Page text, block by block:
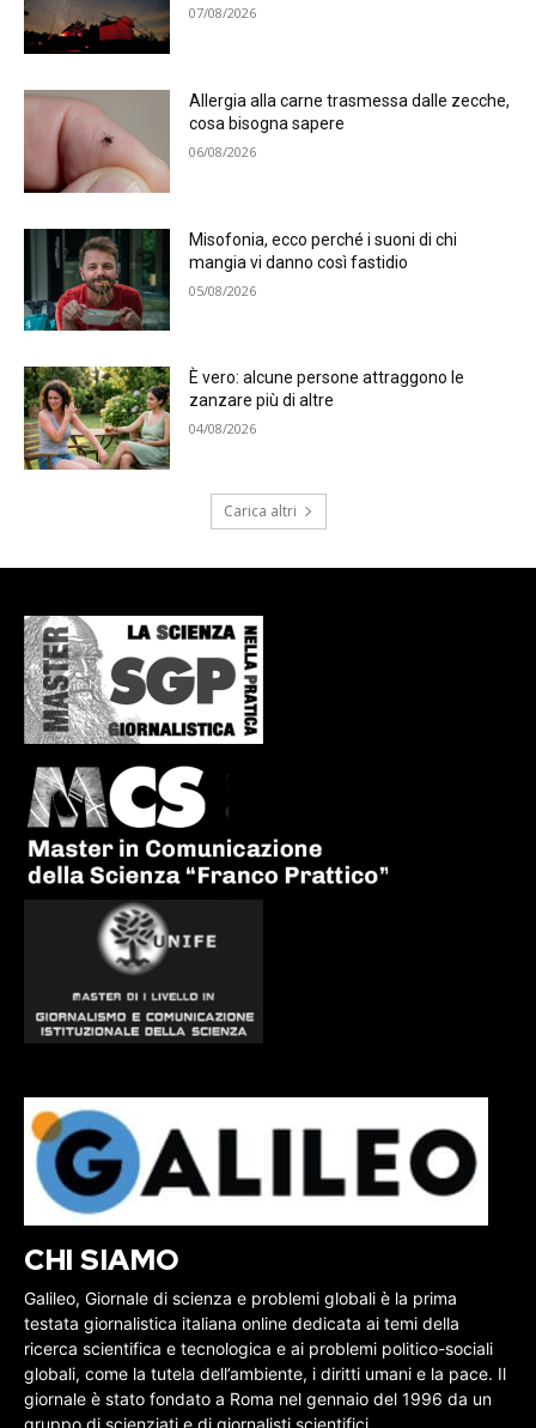
07/08/2026
Allergia alla carne trasmessa dalle zecche,
cosa bisogna sapere
06/08/2026
Misofonia, ecco perché i suoni di chi
mangia vi danno così fastidio
05/08/2026
È vero: alcune persone attraggono le
zanzare più di altre
04/08/2026
Carica altri
CHI SIAMO
Galileo, Giornale di scienza e problemi globali è la prima
testata giornalistica italiana online dedicata ai temi della
ricerca scientifica e tecnologica e ai problemi politico-sociali
globali, come la tutela dell’ambiente, i diritti umani e la pace. Il
giornale è stato fondato a Roma nel gennaio del 1996 da un